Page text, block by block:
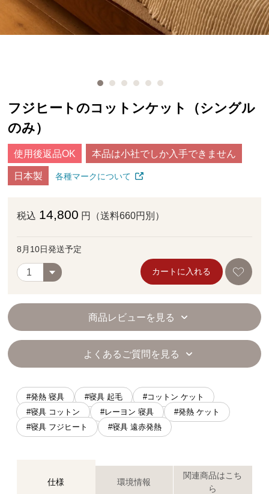
フジヒートのコットンケット（シングル
のみ）
使用後返品OK 本品は小社でしか入手できません
日本製 各種マークについて
税込 14,800 円（送料660円別）
8月10日発送予定
カートに入れる
商品レビューを見る
よくあるご質問を見る
#発熱 寝具 #寝具 起毛
#コットン ケット
#寝具 コットン
#レーヨン 寝具
#発熱 ケット
#寝具 フジヒート
#寝具 遠赤発熱
仕様 環境情報
関連商品はこち
ら